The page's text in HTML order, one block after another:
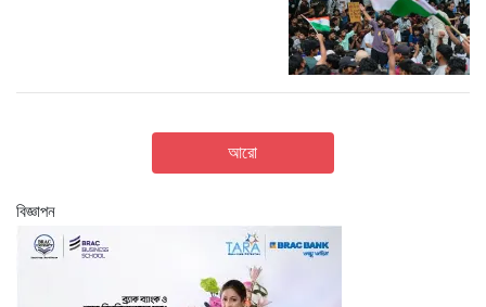
আরো
বিজ্ঞাপন